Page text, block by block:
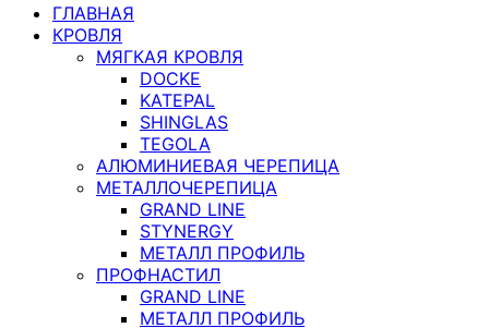
ГЛАВНАЯ
КРОВЛЯ
МЯГКАЯ КРОВЛЯ
DOCKE
KATEPAL
SHINGLAS
TEGOLA
АЛЮМИНИЕВАЯ ЧЕРЕПИЦА
МЕТАЛЛОЧЕРЕПИЦА
GRAND LINE
STYNERGY
МЕТАЛЛ ПРОФИЛЬ
ПРОФНАСТИЛ
GRAND LINE
МЕТАЛЛ ПРОФИЛЬ